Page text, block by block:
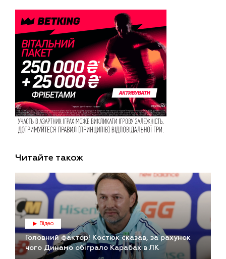
Читайте також
Відео
Головний фактор! Костюк сказав, за рахунок
чого Динамо обіграло Карабах в ЛК